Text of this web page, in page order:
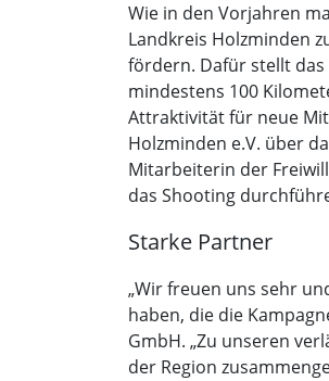
Wie in den Vorjahren
Landkreis Holzminden
fördern. Dafür stellt das
mindestens 100
Attraktivität für neue
Holzminden e.V. über
Mitarbeiterin der
das Shooting
Starke Partner
„Wir freuen uns sehr
haben, die die
GmbH. „Zu unseren
der Region